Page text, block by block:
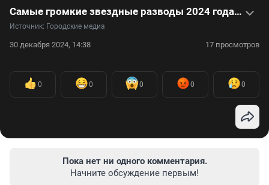
Самые громкие звездные разводы 2024 года — видео
Источник: Городские медиа
30 декабря 2024, 14:38 17 просмотров
0 0 0 0 0
Пока нет ни одного комментария.
Начните обсуждение первым!